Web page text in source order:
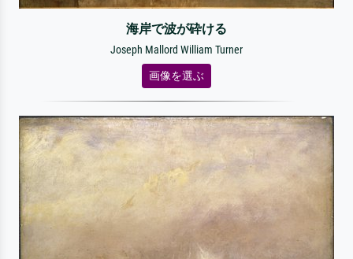
海岸で波が砕ける
Joseph Mallord William Turner
画像を選ぶ